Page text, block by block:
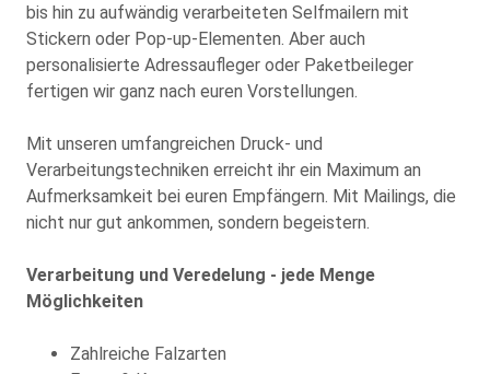
bis hin zu aufwändig verarbeiteten Selfmailern mit
Stickern oder Pop-up-Elementen. Aber auch
personalisierte Adressaufleger oder Paketbeileger
fertigen wir ganz nach euren Vorstellungen.
Mit unseren umfangreichen Druck- und
Verarbeitungstechniken erreicht ihr ein Maximum an
Aufmerksamkeit bei euren Empfängern. Mit Mailings, die
nicht nur gut ankommen, sondern begeistern.
Verarbeitung und Veredelung - jede Menge
Möglichkeiten
Zahlreiche Falzarten